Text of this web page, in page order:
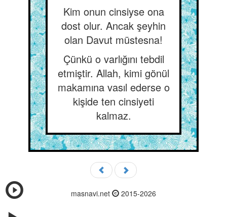
Kim onun cinsiyse ona
dost olur. Ancak şeyhin
olan Davut müstesna!
Çünkü o varlığını tebdil
etmiştir. Allah, kimi gönül
makamına vasıl ederse o
kişide ten cinsiyeti
kalmaz.
masnavi.net 2015-2026